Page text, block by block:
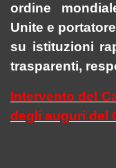
ordine
Unite e
su istituzioni
trasparenti,
Intervento del
degli auguri del